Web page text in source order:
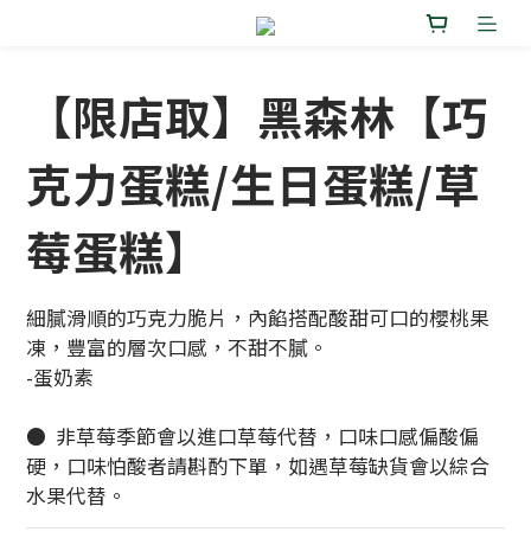
【限店取】黑森林【巧
克力蛋糕/生日蛋糕/草
莓蛋糕】
細膩滑順的巧克力脆片，內餡搭配酸甜可口的櫻桃果
凍，豐富的層次口感，不甜不膩。
-蛋奶素
●  非草莓季節會以進口草莓代替，口味口感偏酸偏
硬，口味怕酸者請斟酌下單，如遇草莓缺貨會以綜合
水果代替。